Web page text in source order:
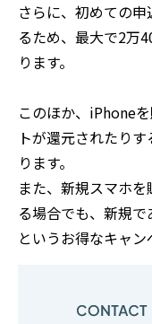
さらに、初めての
るため、最大で2万
ります。
このほか、iPhone
トが還元されたり
ります。
また、新規スマホ
る場合でも、新規
というお得なキャン